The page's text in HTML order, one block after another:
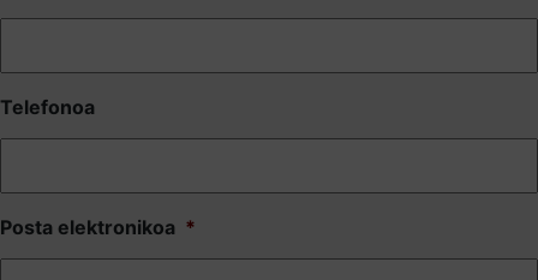
Telefonoa
Posta elektronikoa *